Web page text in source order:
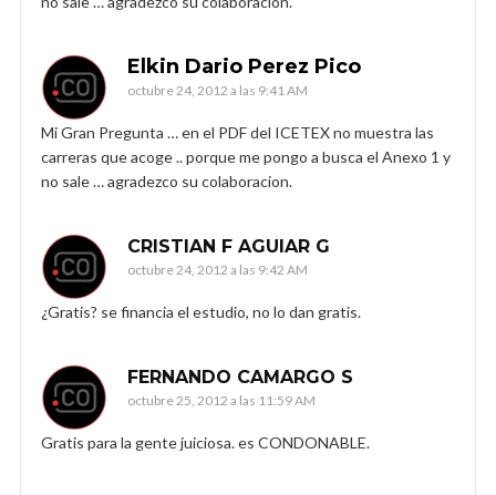
Elkin Dario Perez Pico
octubre 24, 2012 a las 9:41 AM
Mi Gran Pregunta … en el PDF del ICETEX no muestra las
carreras que acoge .. porque me pongo a busca el Anexo 1 y
no sale … agradezco su colaboracion.
CRISTIAN F AGUIAR G
octubre 24, 2012 a las 9:42 AM
¿Gratis? se financia el estudio, no lo dan gratis.
FERNANDO CAMARGO S
octubre 25, 2012 a las 11:59 AM
Gratis para la gente juiciosa. es CONDONABLE.